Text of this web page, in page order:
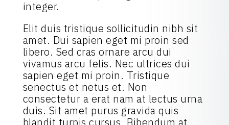
integer.
Elit duis tristique sollicitudin nibh sit
amet. Dui sapien eget mi proin sed
libero. Sed cras ornare arcu dui
vivamus arcu felis. Nec ultrices dui
sapien eget mi proin. Tristique
senectus et netus et. Non
consectetur a erat nam at lectus urna
duis. Sit amet purus gravida quis
blandit turpis cursus. Bibendum at